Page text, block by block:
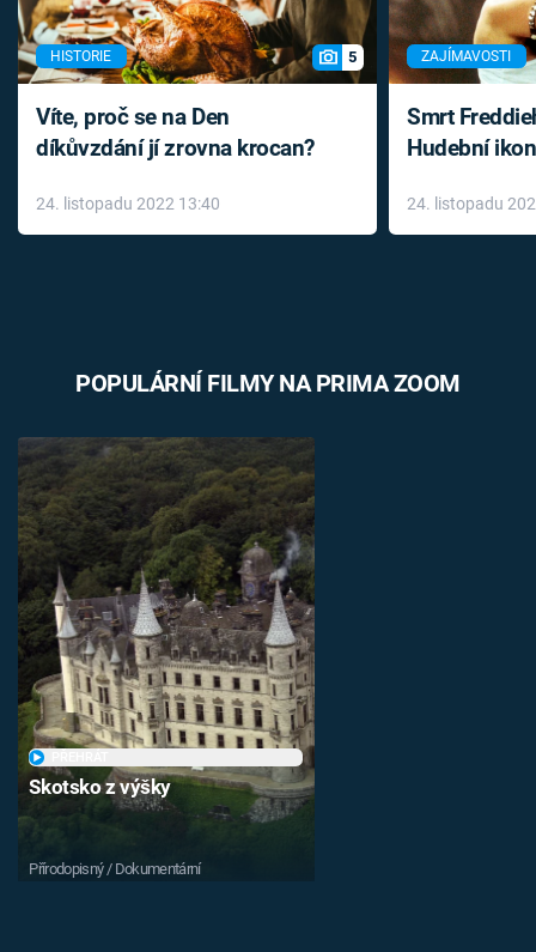
HISTORIE 5
Víte, proč se na Den
díkůvzdání jí zrovna krocan?
24. listopadu 2022 13:40
ZAJÍMAVOSTI
Smrt
Hudební
léky
24. listopadu
POPULÁRNÍ FILMY NA PRIMA ZOOM
Skotsko z výšky
Přírodopisný / Dokumentární